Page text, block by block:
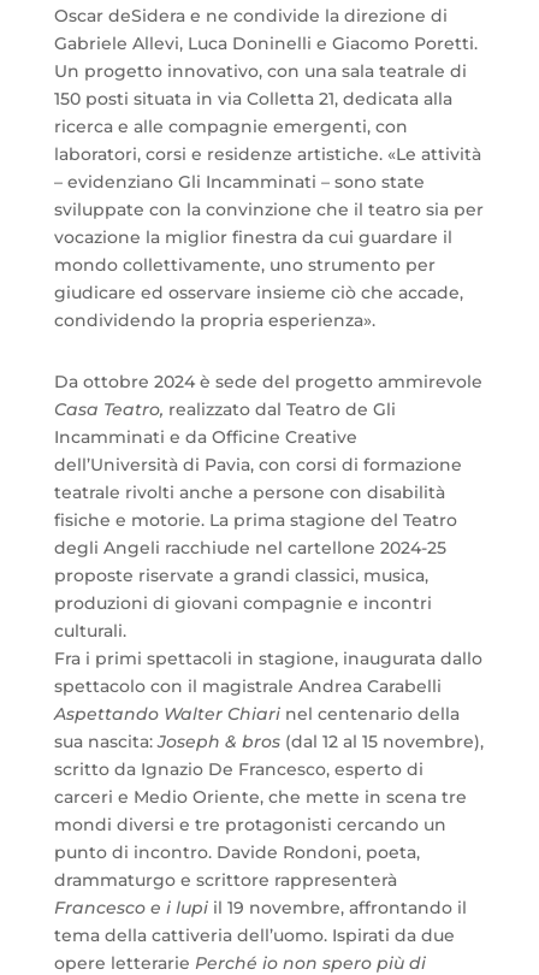
Oscar deSidera e ne condivide la direzione di
Gabriele Allevi, Luca Doninelli e Giacomo Poretti.
Un progetto innovativo, con una sala teatrale di
150 posti situata in via Colletta 21, dedicata alla
ricerca e alle compagnie emergenti, con
laboratori, corsi e residenze artistiche. «Le attività
– evidenziano Gli Incamminati – sono state
sviluppate con la convinzione che il teatro sia per
vocazione la miglior finestra da cui guardare il
mondo collettivamente, uno strumento per
giudicare ed osservare insieme ciò che accade,
condividendo la propria esperienza».
Da ottobre 2024 è sede del progetto ammirevole
Casa Teatro, realizzato dal Teatro de Gli
Incamminati e da Officine Creative
dell’Università di Pavia, con corsi di formazione
teatrale rivolti anche a persone con disabilità
fisiche e motorie. La prima stagione del Teatro
degli Angeli racchiude nel cartellone 2024-25
proposte riservate a grandi classici, musica,
produzioni di giovani compagnie e incontri
culturali.
Fra i primi spettacoli in stagione, inaugurata dallo
spettacolo con il magistrale Andrea Carabelli
Aspettando Walter Chiari nel centenario della
sua nascita:Joseph & bros(dal 12 al 15 novembre),
scritto da Ignazio De Francesco, esperto di
carceri e Medio Oriente, che mette in scena tre
mondi diversi e tre protagonisti cercando un
punto di incontro. Davide Rondoni, poeta,
drammaturgo e scrittore rappresenterà
Francesco e i lupiil 19 novembre, affrontando il
tema della cattiveria dell’uomo. Ispirati da due
opere letterarie Perché io non spero più di